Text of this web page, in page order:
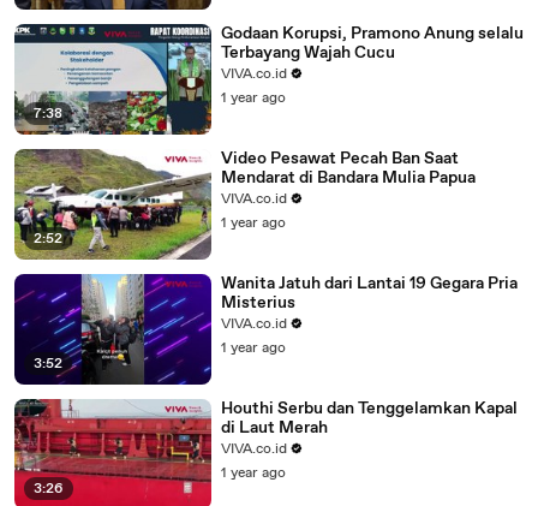
7:38
Godaan Korupsi, Pramono Anung selalu
Terbayang Wajah Cucu
VIVA.co.id
1 year ago
2:52
Video Pesawat Pecah Ban Saat
Mendarat di Bandara Mulia Papua
VIVA.co.id
1 year ago
3:52
Wanita Jatuh dari Lantai 19 Gegara Pria
Misterius
VIVA.co.id
1 year ago
3:26
Houthi Serbu dan Tenggelamkan Kapal
di Laut Merah
VIVA.co.id
1 year ago